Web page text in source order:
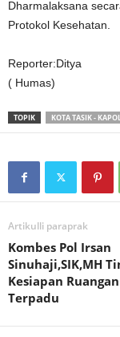
Dharmalaksana
Protokol Kesehatan.
Reporter:Ditya
( Humas)
TOPIK KOTA TASIK -
Artikulli paraprak
Kombes Pol Irsan
Sinuhaji,SIK,MH
Kesiapan
Terpadu